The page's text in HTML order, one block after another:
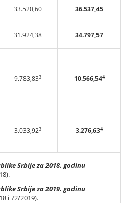
33.520,60 36.537,45
31.924,38 34.797,57
9.783,833 10.566,544
3.033,923 3.276,634
Srbije za 2018. godinu
Srbije za 2019. godinu
i 72/2019).